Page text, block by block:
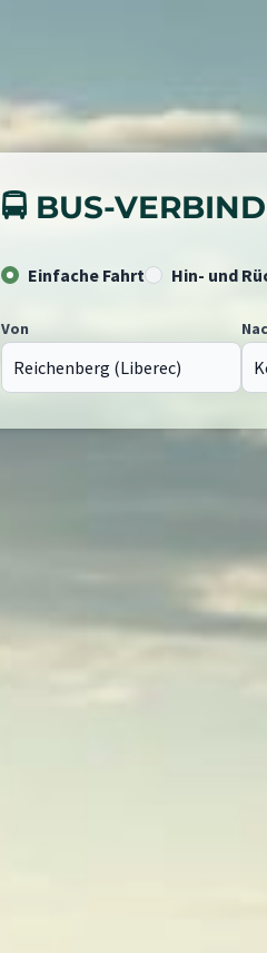
🚍 BUS-
Einfache Fahrt Hin- und
Von